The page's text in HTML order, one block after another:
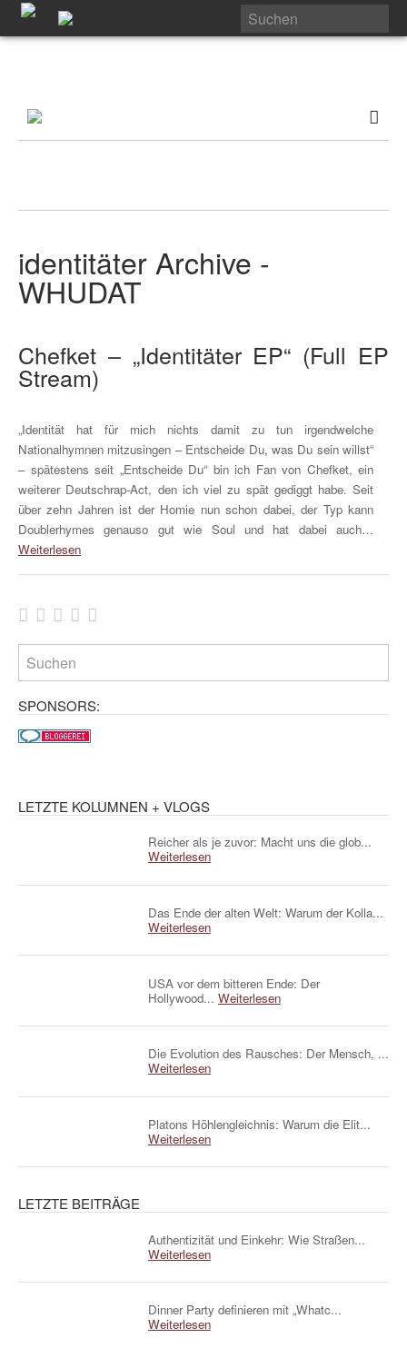
identitäter Archive -
WHUDAT
Chefket – „Identitäter EP“ (Full EP
Stream)
„Identität hat für mich nichts damit zu tun irgendwelche
Nationalhymnen mitzusingen – Entscheide Du, was Du sein willst“
– spätestens seit „Entscheide Du“ bin ich Fan von Chefket, ein
weiterer Deutschrap-Act, den ich viel zu spät gediggt habe. Seit
über zehn Jahren ist der Homie nun schon dabei, der Typ kann
Doublerhymes genauso gut wie Soul und hat dabei auch…
Weiterlesen
SPONSORS:
LETZTE KOLUMNEN + VLOGS
Reicher als je zuvor: Macht uns die glob...
Weiterlesen
Das Ende der alten Welt: Warum der Kolla...
Weiterlesen
USA vor dem bitteren Ende: Der
Hollywood... Weiterlesen
Die Evolution des Rausches: Der Mensch, ...
Weiterlesen
Platons Höhlengleichnis: Warum die Elit...
Weiterlesen
LETZTE BEITRÄGE
Authentizität und Einkehr: Wie Straßen...
Weiterlesen
Dinner Party definieren mit „Whatc...
Weiterlesen